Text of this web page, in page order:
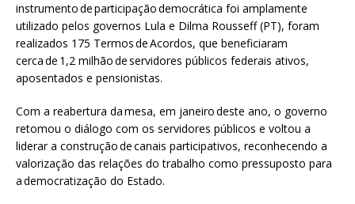
instrumento de participação democrática foi amplamente
utilizado pelos governos Lula e Dilma Rousseff (PT), foram
realizados 175 Termos de Acordos, que beneficiaram
cerca de 1,2 milhão de servidores públicos federais ativos,
aposentados e pensionistas.
Com a reabertura da mesa, em janeiro deste ano, o governo
retomou o diálogo com os servidores públicos e voltou a
liderar a construção de canais participativos, reconhecendo a
valorização das relações do trabalho como pressuposto para
a democratização do Estado.